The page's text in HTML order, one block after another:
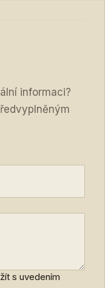
informaci?
s uvedením